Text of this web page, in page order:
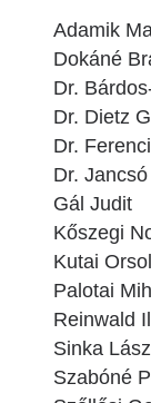
Adamik
Dokáné
Dr.
Dr. Dietz
Dr.
Dr.
Gál Judit
Kőszegi
Kutai
Palotai
Reinwald
Sinka
Szabóné